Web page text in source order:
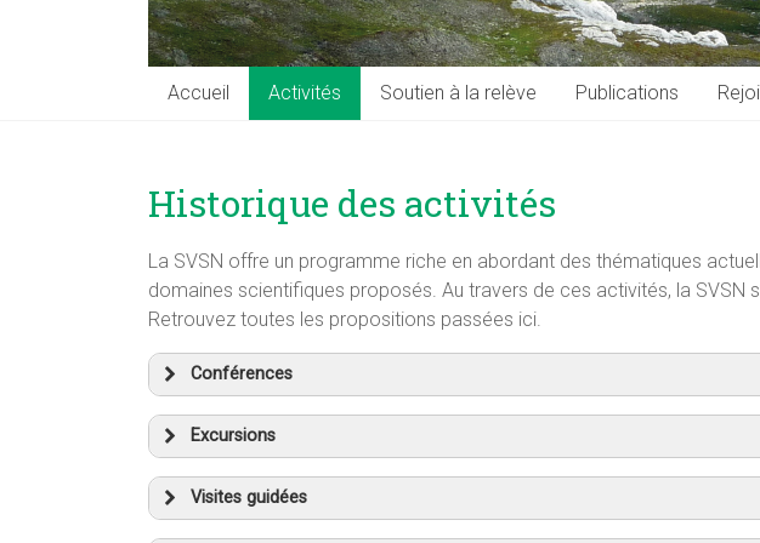
Accueil Activités Soutien à la relève Publications
Historique des activités
La SVSN offre un programme riche en abordant des thématiques
domaines scientifiques proposés. Au travers de ces activités, la SVSN
Retrouvez toutes les propositions passées ici.
Conférences
Excursions
Visites guidées